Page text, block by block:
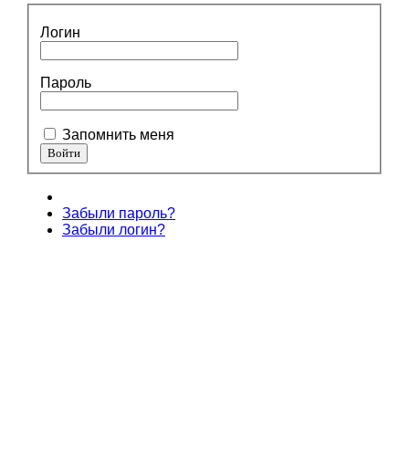
Логин
Пароль
Запомнить меня
Забыли пароль?
Забыли логин?